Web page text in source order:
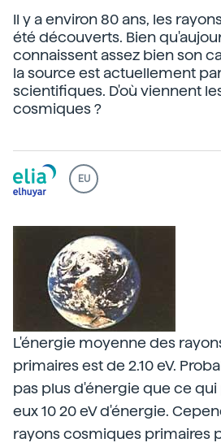
Il y a environ 80 ans, les
été découverts. Bien
connaissent assez bien son
la source est actuellement
scientifiques. D'où viennent
cosmiques ?
EU
L'énergie moyenne des
primaires est de 2.10 eV.
pas plus d'énergie que ce
eux 10 20 eV d'énergie.
rayons cosmiques primaires